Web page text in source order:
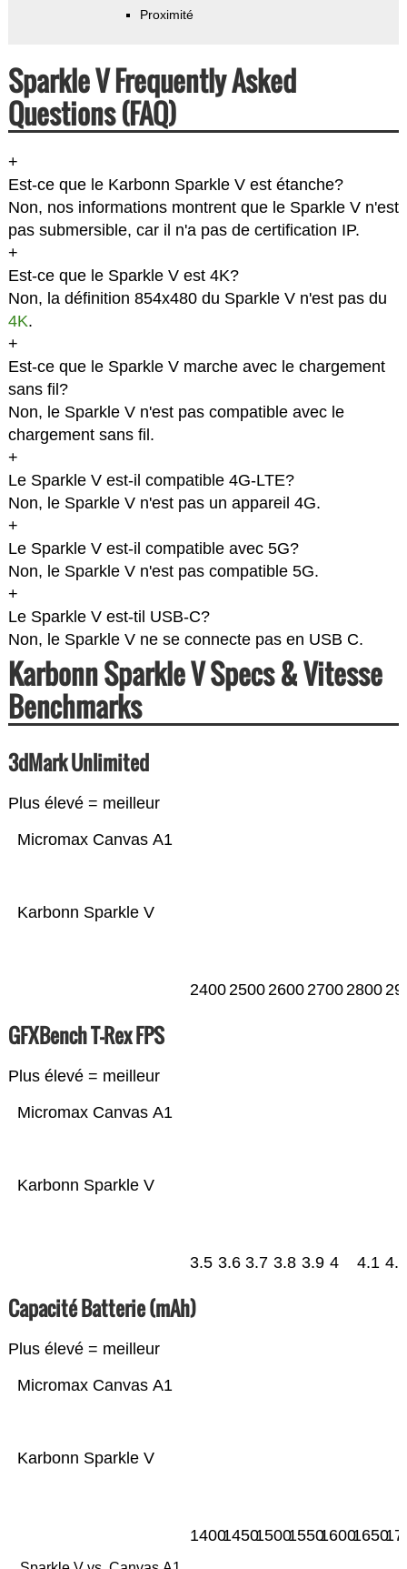
Proximité
Sparkle V Frequently Asked
Questions (FAQ)
+
Est-ce que le Karbonn Sparkle V est étanche?
Non, nos informations montrent que le Sparkle V n'est
pas submersible, car il n'a pas de certification IP.
+
Est-ce que le Sparkle V est 4K?
Non, la définition 854x480 du Sparkle V n'est pas du
4K.
+
Est-ce que le Sparkle V marche avec le chargement
sans fil?
Non, le Sparkle V n'est pas compatible avec le
chargement sans fil.
+
Le Sparkle V est-il compatible 4G-LTE?
Non, le Sparkle V n'est pas un appareil 4G.
+
Le Sparkle V est-il compatible avec 5G?
Non, le Sparkle V n'est pas compatible 5G.
+
Le Sparkle V est-til USB-C?
Non, le Sparkle V ne se connecte pas en USB C.
Karbonn Sparkle V Specs & Vitesse
Benchmarks
3dMark Unlimited
Plus élevé = meilleur
Karbonn Sparkle V
Micromax Canvas A1
24002500260027002800
GFXBench T-Rex FPS
Plus élevé = meilleur
Karbonn Sparkle V
Micromax Canvas A1
3.5 3.6 3.7 3.8 3.9 4 4.1 4.2
Capacité Batterie (mAh)
Plus élevé = meilleur
Karbonn Sparkle V
Micromax Canvas A1
140014501500155016001650